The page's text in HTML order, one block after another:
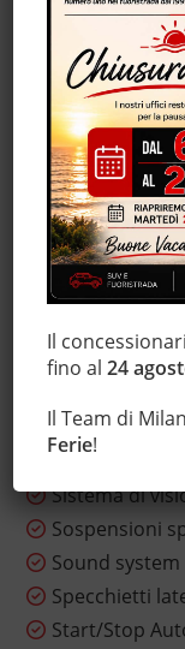
Isofix
Luci diurne
Luci diurne
Marmitta
MP3
Schermo
Sedile
Sensore di luce
Sensore di
Servosterzo
Sistema di
Sospensioni
Sound system
Specchietti
Start/Stop
Il
fino al24
Il Team di
Ferie!